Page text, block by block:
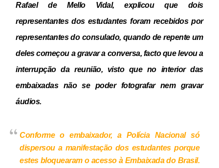
Rafael de Mello Vidal, explicou que dois
representantes dos estudantes foram recebidos por
representantes do consulado, quando de repente um
deles começou a gravar a conversa, facto que levou a
interrupção da reunião, visto que no interior das
embaixadas não se poder fotografar nem gravar
áudios.
Conforme o embaixador, a Polícia Nacional só
dispersou a manifestação dos estudantes porque
estes bloquearam o acesso à Embaixada do Brasil.